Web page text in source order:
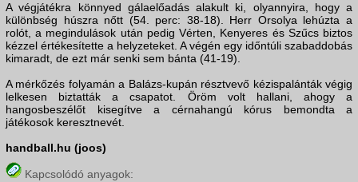
A végjátékra könnyed gálaelőadás alakult ki, olyannyira, hogy a
különbség húszra nőtt (54. perc: 38-18). Herr Orsolya lehúzta a
rolót, a megindulások után pedig Vérten, Kenyeres és Szűcs biztos
kézzel értékesítette a helyzeteket. A végén egy időntúli szabaddobás
kimaradt, de ezt már senki sem bánta (41-19).
A mérkőzés folyamán a Balázs-kupán résztvevő kézispalánták végig
lelkesen biztatták a csapatot. Öröm volt hallani, ahogy a
hangosbeszélőt kisegítve a cérnahangú kórus bemondta a
játékosok keresztnevét.
handball.hu (joos)
Kapcsolódó anyagok: